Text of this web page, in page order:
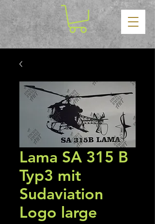
Lama SA 315 B
Typ3 mit
Sudaviation
Logo large